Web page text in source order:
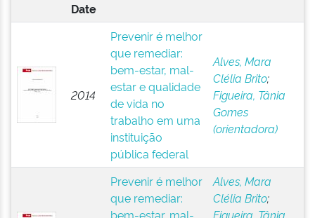
Date
2014
Prevenir é melhor
que remediar:
bem-estar, mal-
estar e qualidade
de vida no
trabalho em uma
instituição
pública federal
Alves, Mara
Clélia Brito;
Figueira, Tânia
Gomes
(orientadora)
Prevenir é melhor
que remediar:
bem-estar, mal-
Alves, Mara
Clélia Brito;
Figueira, Tânia